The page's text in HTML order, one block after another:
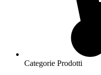
Categorie Prodotti